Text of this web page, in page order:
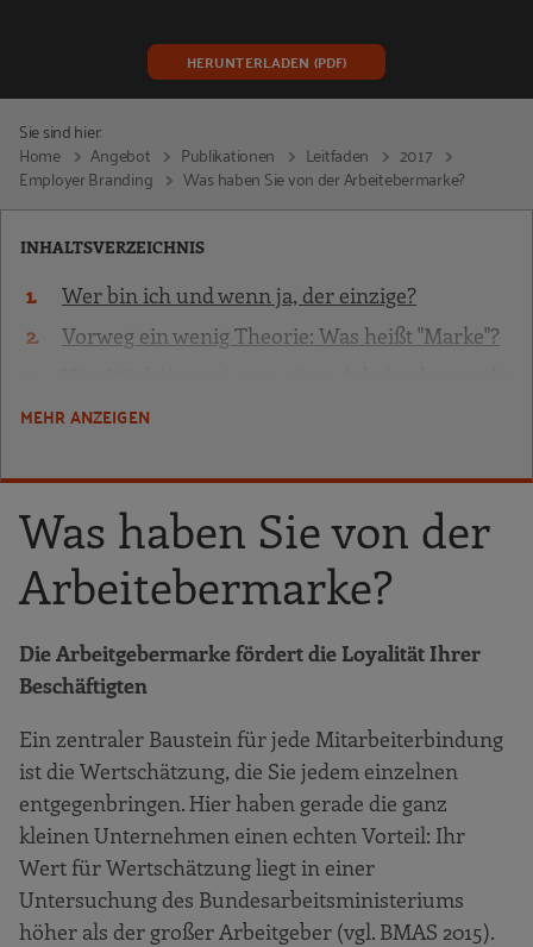
HERUNTERLADEN (PDF)
Sie sind hier:
Home
Angebot Publikationen Leitfaden
2017
Employer Branding
Was haben Sie von der Arbeitebermarke?
INHALTSVERZEICHNIS
Wer bin ich und wenn ja, der einzige?
Vorweg ein wenig Theorie: Was heißt "Marke"?
Was haben Sie von der Arbeitebermarke?
Das eigene Arbeitgeberimage und die
Erwartungen kennen
Erwartungen kennen: Fragen Sie die
Mitarbeiter und Bewerber
Erwartungen erfüllen: Auswertung von
Zahlen, Daten, Fakten
Beobachtung Ihrer Wettbewerber auf den
wichtigen Arbeitsmärkten
Beurteilung der Attraktivität Ihres
Standorts
Image mit Bordmitteln analysieren
2. Schritt
MEHR ANZEIGEN
Was haben Sie von der
Arbeitebermarke?
Die Arbeitgebermarke fördert die Loyalität Ihrer
Beschäftigten
Ein zentraler Baustein für jede Mitarbeiterbindung
ist die Wertschätzung, die Sie jedem einzelnen
entgegenbringen. Hier haben gerade die ganz
kleinen Unternehmen einen echten Vorteil: Ihr
Wert für Wertschätzung liegt in einer
Untersuchung des Bundesarbeitsministeriums
höher als der großer Arbeitgeber (vgl. BMAS 2015).